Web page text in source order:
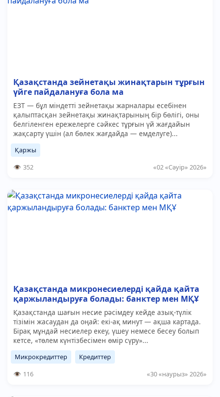
Қазақстанда зейнетақы жинақтарын тұрғын
үйге пайдалануға бола ма
ЕЗТ — бұл міндетті зейнетақы жарналары есебінен
қалыптасқан зейнетақы жинақтарының бір бөлігі, оны
белгіленген ережелерге сәйкес тұрғын үй жағдайын
жақсарту үшін (ал бөлек жағдайда — емделуге)...
Қаржы
352
«02 «Сәуір» 2026»
Қазақстанда микронесиелерді қайда қайта
қаржыландыруға болады: банктер мен МҚҰ
Қазақстанда шағын несие рәсімдеу кейде азық-түлік
тізімін жасаудан да оңай: екі-ақ минут — ақша картада.
Бірақ мұндай несиелер екеу, үшеу немесе бесеу болып
кетсе, «төлем күнтізбесімен өмір сүру»...
Микрокредиттер
Кредиттер
116
«30 «наурыз» 2026»